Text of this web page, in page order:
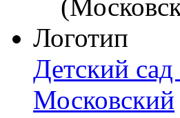
Логотип
Детский
Московский